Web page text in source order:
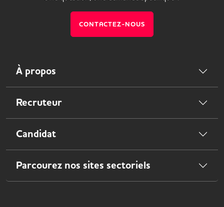
CONTACTEZ-NOUS
À propos
Recruteur
Candidat
Parcourez nos sites sectoriels